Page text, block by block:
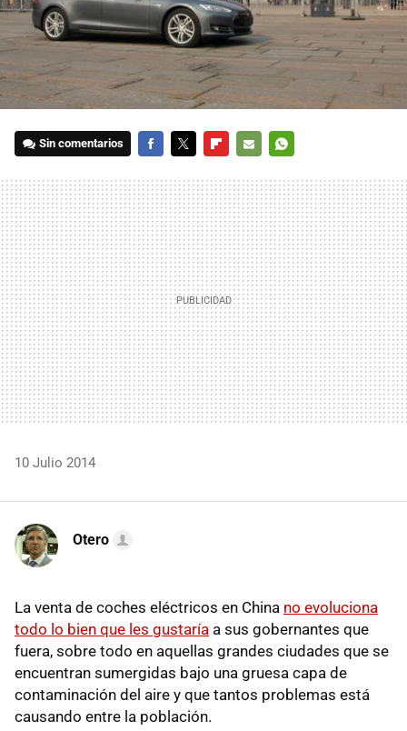
Sin comentarios
MAIL
10 Julio 2014
Otero
La venta de coches eléctricos en China no evoluciona
todo lo bien que les gustaría a sus gobernantes que
fuera, sobre todo en aquellas grandes ciudades que se
encuentran sumergidas bajo una gruesa capa de
contaminación del aire y que tantos problemas está
causando entre la población.